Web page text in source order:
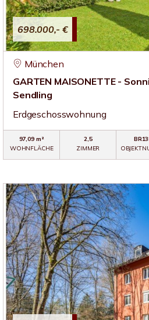
698.000,- €
München
GARTEN MAISONETTE -
Sendling
Erdgeschosswohnung
97,09 m²
WOHNFLÄCHE
2,5
ZIMMER